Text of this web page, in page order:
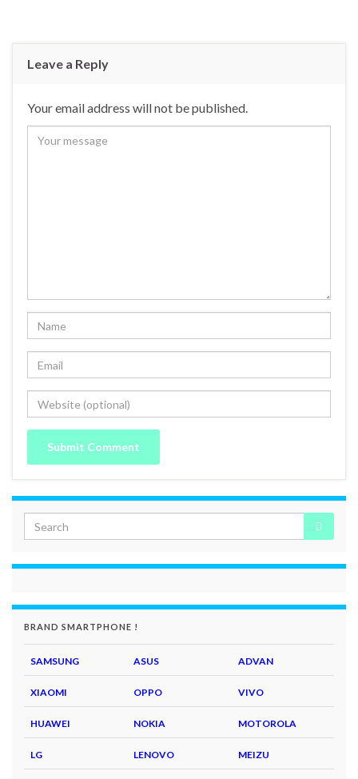
Leave a Reply
Your email address will not be published.
BRAND SMARTPHONE !
SAMSUNG ASUS ADVAN
XIAOMI OPPO VIVO
HUAWEI NOKIA MOTOROLA
LG LENOVO MEIZU